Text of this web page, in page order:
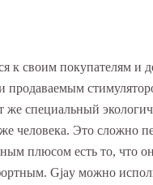
к своим покупателям
же специальный
человека. Это сложно
плюсом есть то, что
Gjay можно